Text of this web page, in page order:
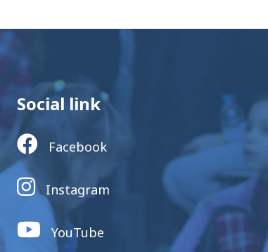
Social link
Facebook
Instagram
YouTube